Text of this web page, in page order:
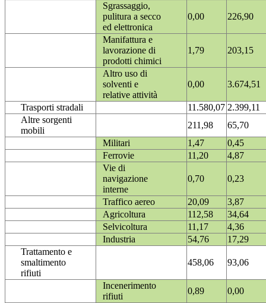
Sgrassaggio,
pulitura a secco
ed elettronica
0,00 226,90
Manifattura e
lavorazione di
prodotti chimici
1,79 203,15
Altro uso di
solventi e
relative attività
0,00 3.674,51
Trasporti stradali 11.580,07 2.399,11
Altre sorgenti
mobili
211,98
65,70
Militari
1,47
0,45
Ferrovie
11,20
4,87
Vie di
navigazione
interne
0,70 0,23
Traffico aereo 20,09
3,87
Agricoltura
112,58
34,64
Selvicoltura
11,17
4,36
Industria
54,76
17,29
Trattamento e
smaltimento
rifiuti
458,06 93,06
Incenerimento
rifiuti
0,89
0,00